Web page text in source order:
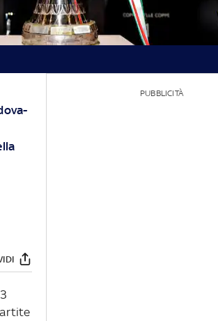
PUBBLICITÀ